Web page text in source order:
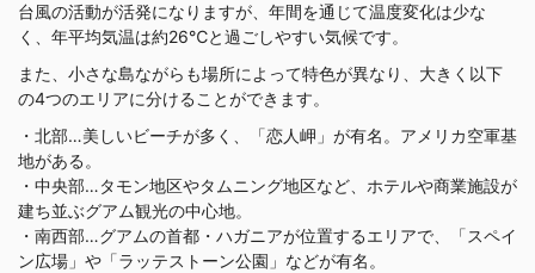
台風の活動が活発になりますが、年間を通じて温度変化は少な
く、年平均気温は約26℃と過ごしやすい気候です。
また、小さな島ながらも場所によって特色が異なり、大きく以下
の4つのエリアに分けることができます。
・北部…美しいビーチが多く、「恋人岬」が有名。アメリカ空軍基
地がある。
・中央部…タモン地区やタムニング地区など、ホテルや商業施設が
建ち並ぶグアム観光の中心地。
・南西部…グアムの首都・ハガニアが位置するエリアで、「スペイ
ン広場」や「ラッテストーン公園」などが有名。